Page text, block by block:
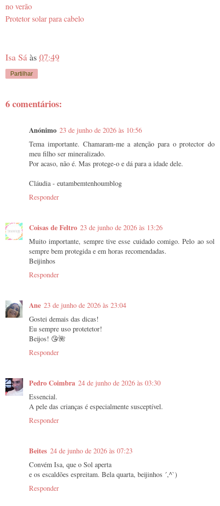
no verão
Protetor solar para cabelo
Isa Sá às 07:49
Partilhar
6 comentários:
Anónimo 23 de junho de 2026 às 10:56
Tema importante. Chamaram-me a atenção para o protector do
meu filho ser mineralizado.
Por acaso, não é. Mas protege-o e dá para a idade dele.
Cláudia - eutambemtenhoumblog
Responder
Coisas de Feltro 23 de junho de 2026 às 13:26
Muito importante, sempre tive esse cuidado comigo. Pelo ao sol
sempre bem protegida e em horas recomendadas.
Beijinhos
Responder
Ane 23 de junho de 2026 às 23:04
Gostei demais das dicas!
Eu sempre uso protetetor!
Beijos! 😘🌺
Responder
Pedro Coimbra 24 de junho de 2026 às 03:30
Essencial.
A pele das crianças é especialmente susceptível.
Responder
Beites 24 de junho de 2026 às 07:23
Convém Isa, que o Sol aperta
e os escaldões espreitam. Bela quarta, beijinhos ´,^`)
Responder